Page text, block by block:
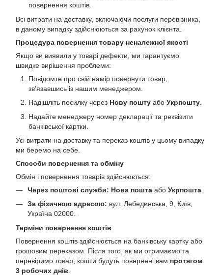
повернення коштів.
Всі витрати на доставку, включаючи послуги перевізника,
в даному випадку здійснюються за рахунок клієнта.
Процедура повернення товару неналежної якості
Якщо ви виявили у товарі дефекти, ми гарантуємо
швидке вирішення проблеми:
Повідомте про свій намір повернути товар,
зв'язавшись із нашим менеджером.
Надішліть посилку через Нову пошту або Укрпошту.
Надайте менеджеру номер декларації та реквізити
банківської картки.
Усі витрати на доставку та переказ коштів у цьому випадку
ми беремо на себе.
Способи повернення та обміну
Обмін і повернення товарів здійснюється:
Через поштові служби: Нова пошта або Укрпошта
За фізичною адресою: вул. Лебединська, 9, Київ,
Україна 02000.
Терміни повернення коштів
Повернення коштів здійснюється на банківську картку або
грошовим переказом. Після того, як ми отримаємо та
перевіримо товар, кошти будуть повернені вам протягом
3 робочих днів